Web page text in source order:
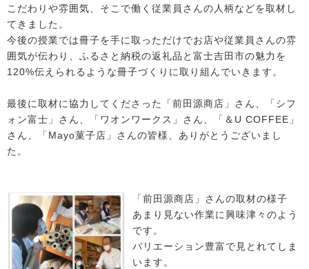
こだわりや雰囲気、そこで働く従業員さんの人柄などを取材し
てきました。
今後の授業では冊子を手に取っただけでお店や従業員さんの雰
囲気が伝わり、ふるさと納税の返礼品と富士吉田市の魅力を
120%伝えられるような冊子づくりに取り組んでいきます。
最後に取材に協力してくださった「前田源商店」さん、「シフ
ォン富士」さん、「ワオンワークス」さん、「＆U COFFEE」
さん、「Mayo菓子店」さんの皆様、ありがとうございまし
た。
「前田源商店」さんの取材の様子
あまり見ない作業に興味津々のよう
です。
バリエーション豊富で見とれてしま
います。